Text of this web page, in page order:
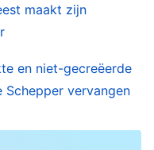
spelen, zullen
voor Zijn
zal de Schepper
werk van Zijn
maakt zijn
en niet-gecreëerde
vervangen